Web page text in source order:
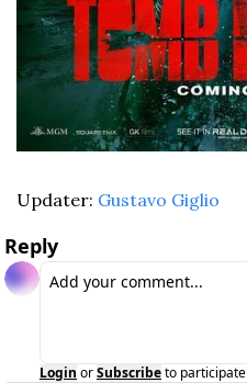
Updater: Gustavo Giglio
Reply
Login orSubscribeto participate